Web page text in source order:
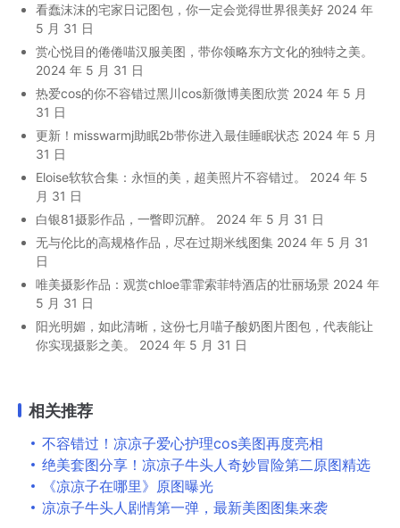
看蠢沫沫的宅家日记图包，你一定会觉得世界很美好 2024 年
5 月 31 日
赏心悦目的倦倦喵汉服美图，带你领略东方文化的独特之美。
2024 年 5 月 31 日
热爱cos的你不容错过黑川cos新微博美图欣赏 2024 年 5 月
31 日
更新！misswarmj助眠2b带你进入最佳睡眠状态 2024 年 5 月
31 日
Eloise软软合集：永恒的美，超美照片不容错过。
2024 年 5
月 31 日
白银81摄影作品，一瞥即沉醉。
2024 年 5 月 31 日
无与伦比的高规格作品，尽在过期米线图集 2024 年 5 月 31
日
唯美摄影作品：观赏chloe霏霏索菲特酒店的壮丽场景 2024 年
5 月 31 日
阳光明媚，如此清晰，这份七月喵子酸奶图片图包，代表能让
你实现摄影之美。
2024 年 5 月 31 日
相关推荐
不容错过！凉凉子爱心护理cos美图再度亮相
绝美套图分享！凉凉子牛头人奇妙冒险第二原图精选
《凉凉子在哪里》原图曝光
凉凉子牛头人剧情第一弹，最新美图图集来袭